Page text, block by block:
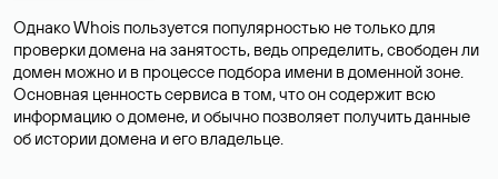
Однако Whois пользуется популярностью не только для
проверки домена на занятость, ведь определить, свободен ли
домен можно и в процессе подбора имени в доменной зоне.
Основная ценность сервиса в том, что он содержит всю
информацию о домене, и обычно позволяет получить данные
об истории домена и его владельце.